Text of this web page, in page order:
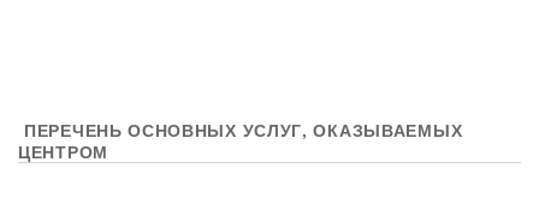
ПЕРЕЧЕНЬ ОСНОВНЫХ УСЛУГ, ОКАЗЫВАЕМЫХ
ЦЕНТРОМ